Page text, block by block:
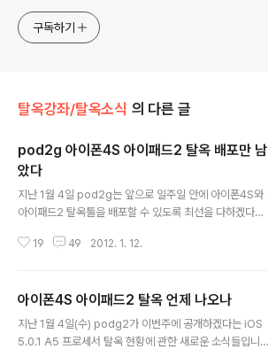
구독하기
탈옥강좌/탈옥소식 의 다른 글
pod2g 아이폰4S 아이패드2 탈옥 배포만 남
았다
지난 1월 4일 pod2g는 앞으로 일주일 안에 아이폰4S와
아이패드2 탈옥툴을 배포할 수 있도록 최선을 다하겠다는
1월 10일에는 A5 프로세서 탈옥에 있어서 Sandbox문제
성공시킨 전설의 해커 @planetbeing 과 두말이 필요 없
을 정도로 유명하며 redsn0w를 심플하고 편리하게 업데
이트 및 엄청나게 많은 Corona 테스트를 도와준 iPhone
19 49 2012. 1. 12.
아이폰4S 아이패드2 탈옥 언제 나오나
지난 1월 4일(수) podg2가 이번주에 공개하겠다는 iOS
5.0.1 A5 프로세서 탈옥 현황에 관한 새로운 소식들입니